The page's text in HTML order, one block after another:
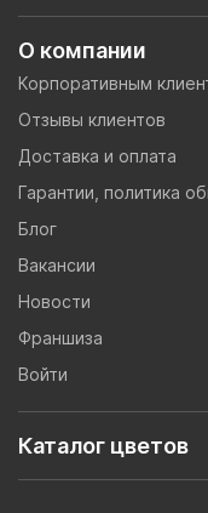
О компании
Корпоративным
Отзывы клиентов
Доставка и оплата
Гарантии, политика
Блог
Вакансии
Новости
Франшиза
Войти
Каталог цветов